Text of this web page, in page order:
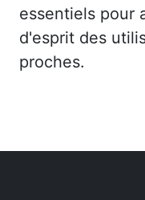
essentiels pour
d'esprit des
proches.